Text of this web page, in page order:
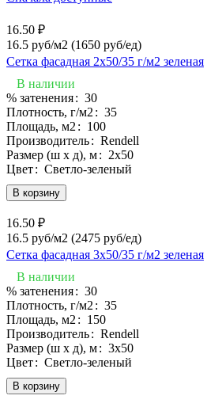
16.50 ₽
16.5 руб/м2 (1650 руб/eд)
Сетка фасадная 2х50/35 г/м2 зеленая
В наличии
В корзину
% затенения: 30
Плотность, г/м2: 35
Площадь, м2: 100
Производитель: Rendell
Размер (ш х д), м: 2х50
Цвет: Светло-зеленый
16.50 ₽
16.5 руб/м2 (2475 руб/eд)
Сетка фасадная 3х50/35 г/м2 зеленая
В наличии
В корзину
% затенения: 30
Плотность, г/м2: 35
Площадь, м2: 150
Производитель: Rendell
Размер (ш х д), м: 3х50
Цвет: Светло-зеленый